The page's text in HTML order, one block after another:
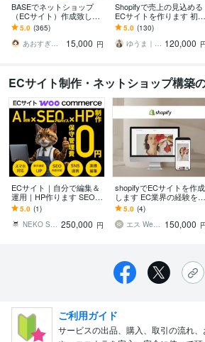
BASEでネットショップ
（ECサイト）作成致しま
す 格安でBASEを制作代行
致します！リニューアル
もOK！
5.0 (365)
あおすぎ＠丁寧に取り組みます
15,000 円
Shopifyで売上の見込める
ECサイトを作ります 初心
者でも安心★ヒアリング
重視・要望に沿って柔軟
に対応可能
5.0 (130)
ゆうま｜即レス対応 120,000
ECサイト制作・ネットショップ構築
ECサイト｜自分で編集＆
運用｜HP作ります SEO&
AI検索結果対策｜丁寧な
ヒアリング｜迅速なやり
取り
5.0 (1)
NEKO STUDIO 250,000 円
shopifyでECサイトを作成
します EC業界の経験を活
かして、売り方・見せ方
まで含めてご提案。
5.0 (4)
エス WebDesigner 150,000
ご利用ガイド
サービスの出品、購入、取引の流れ